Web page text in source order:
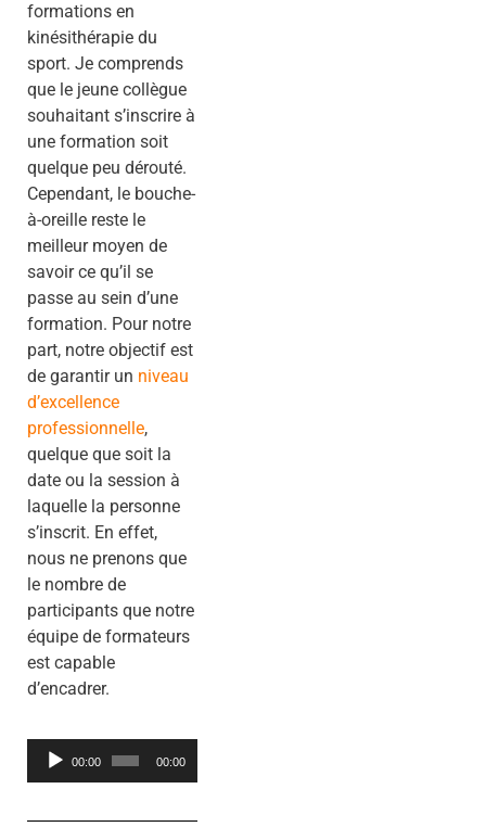
formations en
kinésithérapie du
sport. Je comprends
que le jeune collègue
souhaitant s’inscrire à
une formation soit
quelque peu dérouté.
Cependant, le bouche-
à-oreille reste le
meilleur moyen de
savoir ce qu’il se
passe au sein d’une
formation. Pour notre
part, notre objectif est
de garantir un niveau
d’excellence
professionnelle,
quelque que soit la
date ou la session à
laquelle la personne
s’inscrit. En effet,
nous ne prenons que
le nombre de
participants que notre
équipe de formateurs
est capable
d’encadrer.
Lecteur
00:00 00:00